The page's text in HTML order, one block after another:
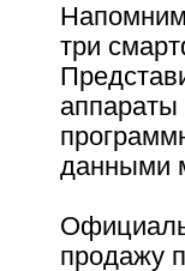
три
аппараты
данными
продажу